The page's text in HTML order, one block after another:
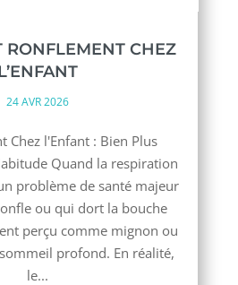
RONFLEMENT CHEZ
24 AVR 2026
Chez l'Enfant : Bien Plus
Quand la respiration
problème de santé majeur
ou qui dort la bouche
perçu comme mignon ou
profond. En réalité,
le...